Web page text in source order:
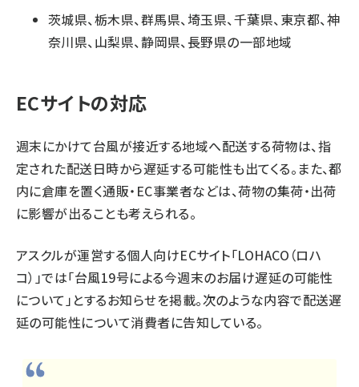
茨城県、栃木県、群馬県、埼玉県、千葉県、東京都、神
奈川県、山梨県、静岡県、長野県の一部地域
ECサイトの対応
週末にかけて台風が接近する地域へ配送する荷物は、指
定された配送日時から遅延する可能性も出てくる。また、都
内に倉庫を置く通販・EC事業者などは、荷物の集荷・出荷
に影響が出ることも考えられる。
アスクルが運営する個人向けECサイト「LOHACO（ロハ
コ）」では「台風19号による今週末のお届け遅延の可能性
について」とするお知らせを掲載。次のような内容で配送遅
延の可能性について消費者に告知している。